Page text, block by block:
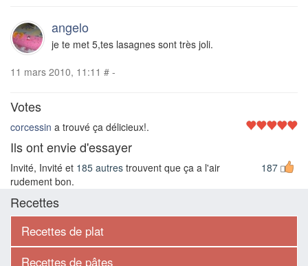
angelo
je te met 5,tes lasagnes sont très joli.
11 mars 2010, 11:11 # -
Votes
corcessin a trouvé ça délicieux!.
Ils ont envie d'essayer
187
Invité, Invité et 185 autres trouvent que ça a l'air
rudement bon.
Recettes
Recettes de plat
Recettes de pâtes